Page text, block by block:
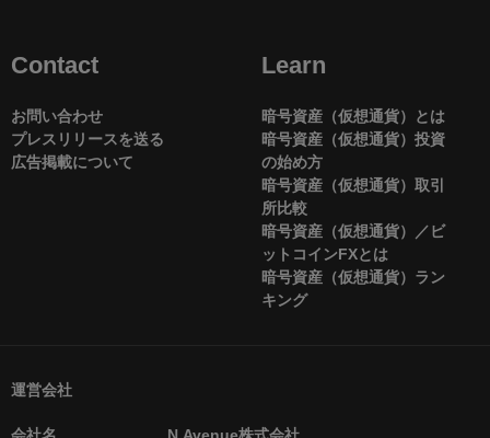
Contact
お問い合わせ
プレスリリースを送る
広告掲載について
Learn
暗号資産（仮想通貨）とは
暗号資産（仮想通貨）投資
の始め方
暗号資産（仮想通貨）取引
所比較
暗号資産（仮想通貨）／ビ
ットコインFXとは
暗号資産（仮想通貨）ラン
キング
運営会社